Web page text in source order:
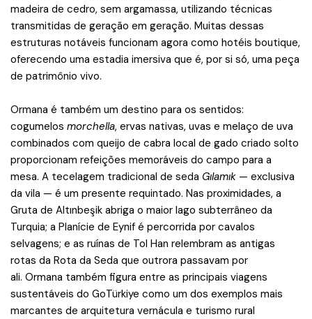
madeira de cedro, sem argamassa, utilizando técnicas
transmitidas de geração em geração. Muitas dessas
estruturas notáveis funcionam agora como hotéis boutique,
oferecendo uma estadia imersiva que é, por si só, uma peça
de patrimônio vivo.
Ormana é também um destino para os sentidos:
cogumelos morchella, ervas nativas, uvas e melaço de uva
combinados com queijo de cabra local de gado criado solto
proporcionam refeições memoráveis do campo para a
mesa. A tecelagem tradicional de seda Gılamık — exclusiva
da vila — é um presente requintado. Nas proximidades, a
Gruta de Altınbeşik abriga o maior lago subterrâneo da
Turquia; a Planície de Eynif é percorrida por cavalos
selvagens; e as ruínas de Tol Han relembram as antigas
rotas da Rota da Seda que outrora passavam por
ali. Ormana também figura entre as principais viagens
sustentáveis do GoTürkiye como um dos exemplos mais
marcantes de arquitetura vernácula e turismo rural